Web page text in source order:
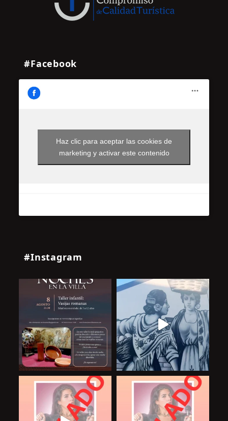
#Facebook
Haz clic para aceptar las cookies de
marketing y activar este contenido
#Instagram